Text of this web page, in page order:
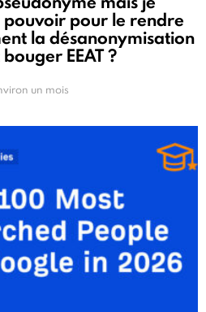
pour le rendre
la désanonymisation
EEAT ?
un mois